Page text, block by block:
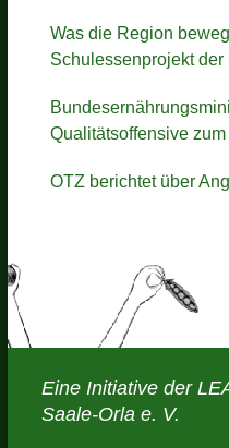
Was die Region
Schulessenprojekt
Qualitätsoffensive
OTZ berichtet über
Eine Initiative der LEADER-Aktionsgruppe
Saale-Orla e. V.